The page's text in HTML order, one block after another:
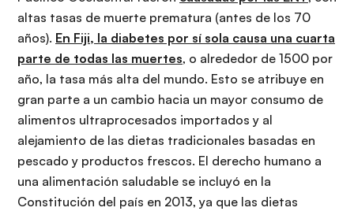
altas tasas de muerte prematura (antes de los 70
años). En Fiji, la diabetes por sí sola causa una cuarta
parte de todas las muertes, o alrededor de 1500 por
año, la tasa más alta del mundo. Esto se atribuye en
gran parte a un cambio hacia un mayor consumo de
alimentos ultraprocesados ​​importados y al
alejamiento de las dietas tradicionales basadas en
pescado y productos frescos. El derecho humano a
una alimentación saludable se incluyó en la
Constitución del país en 2013, ya que las dietas